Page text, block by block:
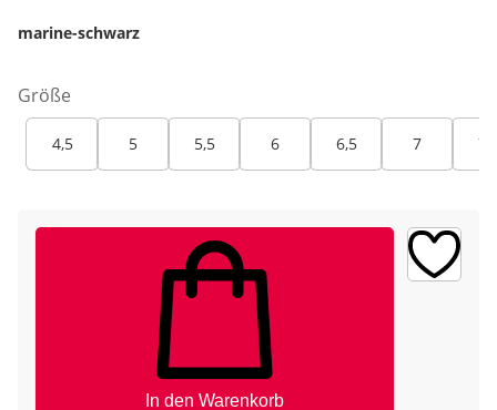
marine-schwarz
Größe
4,5 5 5,5 6 6,5 7
In den Warenkorb